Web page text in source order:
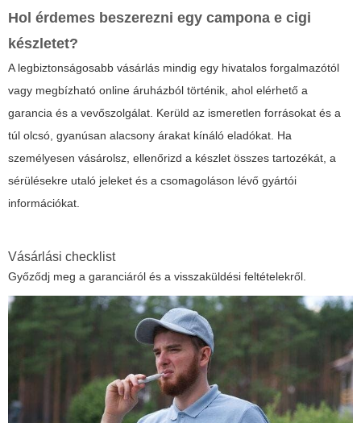
Hol érdemes beszerezni egy campona e cigi
készletet?
A legbiztonságosabb vásárlás mindig egy hivatalos forgalmazótól
vagy megbízható online áruházból történik, ahol elérhető a
garancia és a vevőszolgálat. Kerüld az ismeretlen forrásokat és a
túl olcsó, gyanúsan alacsony árakat kínáló eladókat. Ha
személyesen vásárolsz, ellenőrizd a készlet összes tartozékát, a
sérülésekre utaló jeleket és a csomagoláson lévő gyártói
információkat.
Vásárlási checklist
Győződj meg a garanciáról és a visszaküldési feltételekről.